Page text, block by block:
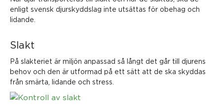
enligt svensk djurskyddslag inte utsättas för obehag och
lidande.
Slakt
På slakteriet är miljön anpassad så långt det går till djurens
behov och den är utformad på ett sätt att de ska skyddas
från smärta, lidande och stress.